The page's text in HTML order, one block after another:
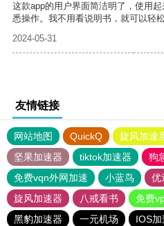
这款app的用户界面简洁明了，使用
悉操作。我不用看说明书，就可以轻
2024-05-31
友情链接
网站地图 QuickQ 旋风加速
坚果加速器
tiktok加速器
狗
免费vqn外网加速
小蓝鸟 优
旋风加速器
八戒看书
免费
黑豹加速器
一元机场 IOS加